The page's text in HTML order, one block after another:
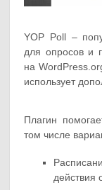
YOP Poll –
для опросов и
на
использует
Плагин
том числе
действия